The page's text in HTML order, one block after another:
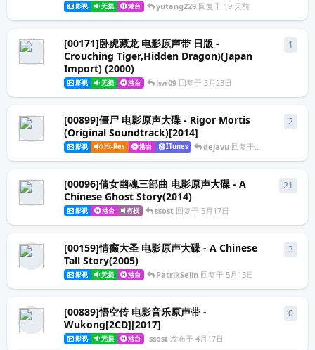
影视 无损 港台 yutang229 回复于 19 天前
[00171]卧虎藏龙 电影原声带 日版 -
Crouching Tiger,Hidden Dragon)(Japan
Import) (2000)
影视 无损 港台 lwr09 回复于 5月23日
1
[00899]僵尸 电影原声大碟 - Rigor Mortis
(Original Soundtrack)[2014]
影视 Hi-Res 港台 ITunes dejavu 回复于 5月18日
2
[00096]倩女幽魂三部曲 电影原声大碟 - A
Chinese Ghost Story(2014)
影视 港台 有损 ssost 回复于 5月17日
21
[00159]情癫大圣 电影原声大碟 - A Chinese
Tall Story(2005)
影视 无损 港台 PatrikSelin 回复于 5月15日
3
[00889]悟空传 电影音乐原声带 -
Wukong[2CD][2017]
影视 无损 港台 ssost 发布于4月17日
0